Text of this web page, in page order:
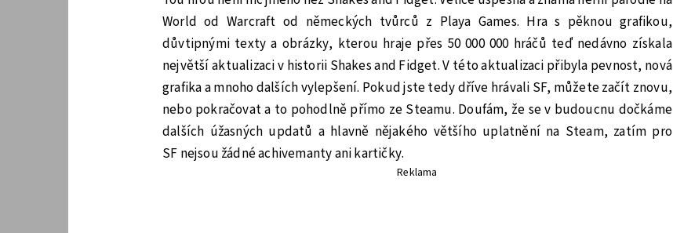
World od Warcraft od německých tvůrců z Playa Games. Hra s pěknou grafikou,
důvtipnými texty a obrázky, kterou hraje přes 50 000 000 hráčů teď nedávno získala
největší aktualizaci v historii Shakes and Fidget. V této aktualizaci přibyla pevnost, nová
grafika a mnoho dalších vylepšení. Pokud jste tedy dříve hrávali SF, můžete začít znovu,
nebo pokračovat a to pohodlně přímo ze Steamu. Doufám, že se v budoucnu dočkáme
dalších úžasných updatů a hlavně nějakého většího uplatnění na Steam, zatím pro
SF nejsou žádné achivemanty ani kartičky.
Reklama